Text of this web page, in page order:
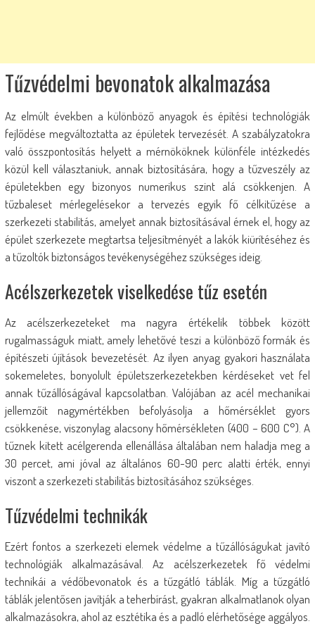
Tűzvédelmi bevonatok alkalmazása
Az elmúlt években a különböző anyagok és építési technológiák
fejlődése megváltoztatta az épületek tervezését. A szabályzatokra
való összpontosítás helyett a mérnököknek különféle intézkedés
közül kell választaniuk, annak biztosítására, hogy a tűzveszély az
épületekben egy bizonyos numerikus szint alá csökkenjen. A
tűzbaleset mérlegelésekor a tervezés egyik fő célkitűzése a
szerkezeti stabilitás, amelyet annak biztosításával érnek el, hogy az
épület szerkezete megtartsa teljesítményét a lakók kiürítéséhez és
a tűzoltók biztonságos tevékenységéhez szükséges ideig.
Acélszerkezetek viselkedése tűz esetén
Az acélszerkezeteket ma nagyra értékelik többek között
rugalmasságuk miatt, amely lehetővé teszi a különböző formák és
építészeti újítások bevezetését. Az ilyen anyag gyakori használata
sokemeletes, bonyolult épületszerkezetekben kérdéseket vet fel
annak tűzállóságával kapcsolatban. Valójában az acél mechanikai
jellemzőit nagymértékben befolyásolja a hőmérséklet gyors
csökkenése, viszonylag alacsony hőmérsékleten (400 – 600 C°). A
tűznek kitett acélgerenda ellenállása általában nem haladja meg a
30 percet, ami jóval az általános 60-90 perc alatti érték, ennyi
viszont a szerkezeti stabilitás biztosításához szükséges.
Tűzvédelmi technikák
Ezért fontos a szerkezeti elemek védelme a tűzállóságukat javító
technológiák alkalmazásával. Az acélszerkezetek fő védelmi
technikái a védőbevonatok és a tűzgátló táblák. Míg a tűzgátló
táblák jelentősen javítják a teherbírást, gyakran alkalmatlanok olyan
alkalmazásokra, ahol az esztétika és a padló elérhetősége aggályos.